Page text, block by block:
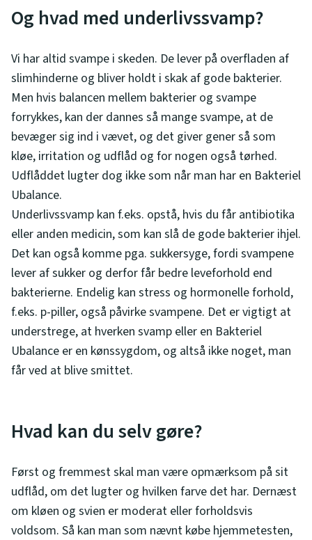
Og hvad med underlivssvamp?
Vi har altid svampe i skeden. De lever på overfladen af
slimhinderne og bliver holdt i skak af gode bakterier.
Men hvis balancen mellem bakterier og svampe
forrykkes, kan der dannes så mange svampe, at de
bevæger sig ind i vævet, og det giver gener så som
kløe, irritation og udflåd og for nogen også tørhed.
Udflåddet lugter dog ikke som når man har en Bakteriel
Ubalance.
Underlivssvamp kan f.eks. opstå, hvis du får antibiotika
eller anden medicin, som kan slå de gode bakterier ihjel.
Det kan også komme pga. sukkersyge, fordi svampene
lever af sukker og derfor får bedre leveforhold end
bakterierne. Endelig kan stress og hormonelle forhold,
f.eks. p-piller, også påvirke svampene. Det er vigtigt at
understrege, at hverken svamp eller en Bakteriel
Ubalance er en kønssygdom, og altså ikke noget, man
får ved at blive smittet.
Hvad kan du selv gøre?
Først og fremmest skal man være opmærksom på sit
udflåd, om det lugter og hvilken farve det har. Dernæst
om kløen og svien er moderat eller forholdsvis
voldsom. Så kan man som nævnt købe hjemmetesten,